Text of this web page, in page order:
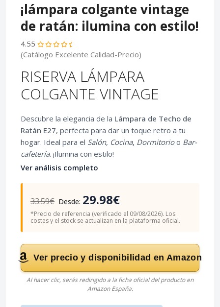
¡lámpara colgante vintage
de ratán: ilumina con estilo!
4.55
(Catálogo Excelente Calidad-Precio)
RISERVA LÁMPARA
COLGANTE VINTAGE
Descubre la elegancia de la Lámpara de Techo de
Ratán E27, perfecta para dar un toque retro a tu
hogar. Ideal para el Salón, Cocina, Dormitorioo Bar-
cafetería. ¡Ilumina con estilo!
Ver análisis completo
33.59€ Desde: 29.98€
*Precio de referencia (verificado el 09/08/2026). Los
costes y el stock se actualizan en la plataforma oficial.
Ver precio y disponibilidad en Amazon
Al hacer clic, serás redirigido a la ficha oficial del producto en
Amazon España.